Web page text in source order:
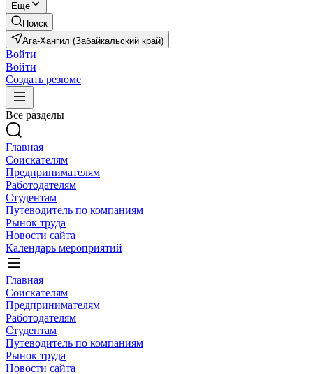
Ещё
Поиск
Ага-Хангил (Забайкальский край)
Войти
Войти
Создать резюме
Все разделы
Главная
Соискателям
Предпринимателям
Работодателям
Студентам
Путеводитель по компаниям
Рынок труда
Новости сайта
Календарь мероприятий
Главная
Соискателям
Предпринимателям
Работодателям
Студентам
Путеводитель по компаниям
Рынок труда
Новости сайта